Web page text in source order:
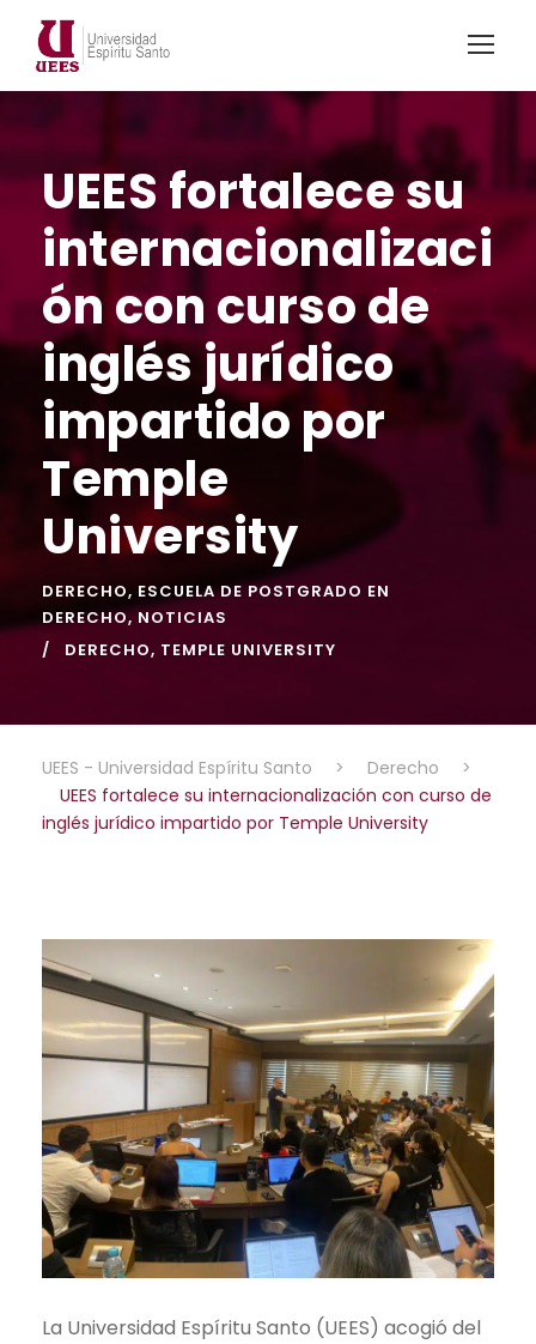
UEES fortalece su
internacionalizaci
ón con curso de
inglés jurídico
impartido por
Temple
University
DERECHO, ESCUELA DE POSTGRADO EN
DERECHO, NOTICIAS
DERECHO, TEMPLE UNIVERSITY
UEES - Universidad Espíritu Santo > Derecho
>
UEES fortalece su internacionalización con curso de
inglés jurídico impartido por Temple University
La Universidad Espíritu Santo (UEES) acogió del